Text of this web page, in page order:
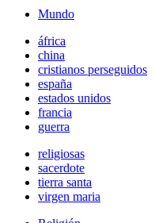
Mundo
áfrica
china
cristianos perseguidos
españa
estados unidos
francia
guerra
religiosas
sacerdote
tierra santa
virgen maria